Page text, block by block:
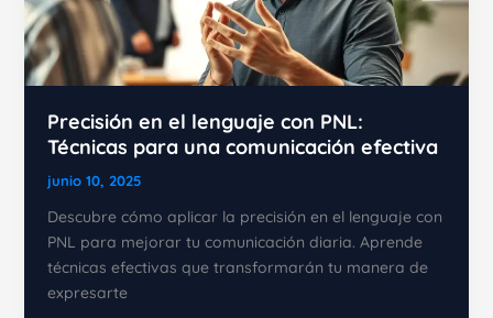
Precisión en el lenguaje con PNL:
Técnicas para una comunicación efectiva
junio 10, 2025
Descubre cómo aplicar la precisión en el lenguaje con
PNL para mejorar tu comunicación diaria. Aprende
técnicas efectivas que transformarán tu manera de
expresarte